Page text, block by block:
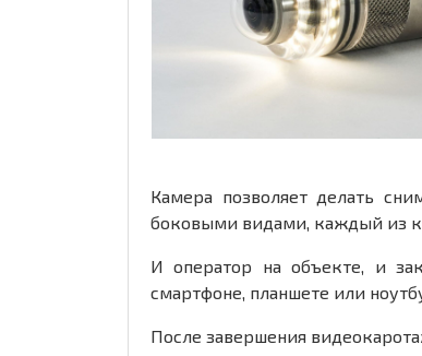
Камера позволяет делать
боковыми видами, каждый из
И оператор на объекте, и
смартфоне, планшете или
После завершения